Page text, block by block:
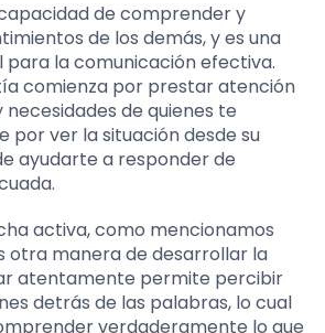
de comprender y
de los demás, y es una
para la comunicación efectiva.
comienza por prestar atención
de quienes te
por ver la situación desde su
ayudarte a responder de
activa, como mencionamos
otra manera de desarrollar la
atentamente permite percibir
detrás de las palabras, lo cual
verdaderamente lo que